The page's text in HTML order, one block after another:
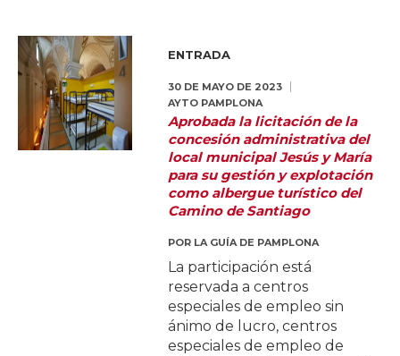
ENTRADA
30 DE MAYO DE 2023
AYTO PAMPLONA
Aprobada la licitación de la
concesión administrativa del
local municipal Jesús y María
para su gestión y explotación
como albergue turístico del
Camino de Santiago
POR LA GUÍA DE PAMPLONA
La participación está
reservada a centros
especiales de empleo sin
ánimo de lucro, centros
especiales de empleo de